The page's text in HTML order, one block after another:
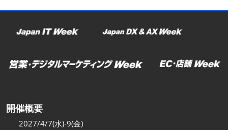
む
開催概要
2027/4/7(水)-9(金)